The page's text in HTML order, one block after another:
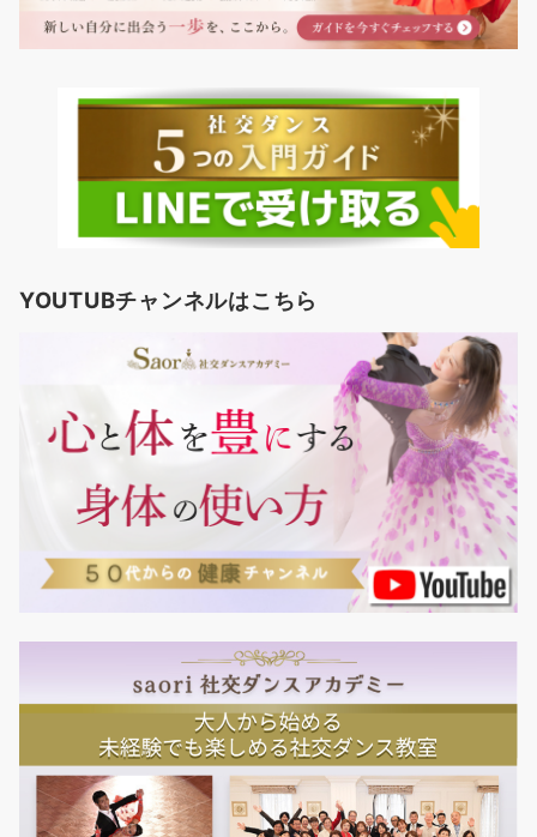
YOUTUBチャンネルはこちら